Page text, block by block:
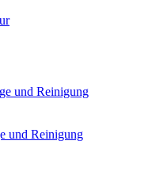
und Reinigung
und Reinigung